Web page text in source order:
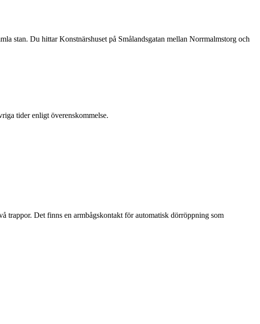
stan. Du hittar Konstnärshuset på Smålandsgatan mellan Norrmalmstorg och
tider enligt överenskommelse.
trappor. Det finns en armbågskontakt för automatisk dörröppning som